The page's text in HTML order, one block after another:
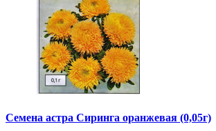
Семена астра Сиринга оранжевая (0,05г)